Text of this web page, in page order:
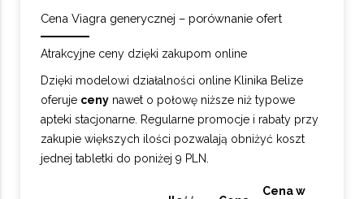
Cena Viagra generycznej – porównanie ofert
Atrakcyjne ceny dzięki zakupom online
Dzięki modelowi działalności online Klinika Belize
oferuje ceny nawet o połowę niższe niż typowe
apteki stacjonarne. Regularne promocje i rabaty przy
zakupie większych ilości pozwalają obniżyć koszt
jednej tabletki do poniżej 9 PLN.
Cena w